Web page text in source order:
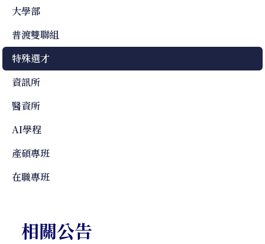
大學部
普渡雙聯組
特殊選才
資訊所
醫資所
AI學程
產碩專班
在職專班
相關公告